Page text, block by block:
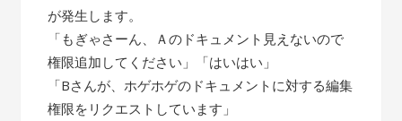
が発生します。
「もぎゃさーん、Ａのドキュメント見えないので
権限追加してください」「はいはい」
「Bさんが、ホゲホゲのドキュメントに対する編集
権限をリクエストしています」